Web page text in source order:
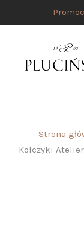
Strona
Kolczyki